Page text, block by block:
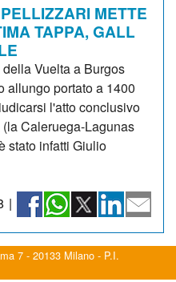
METTE
TAPPA, GALL
Vuelta a Burgos
allungo portato a 1400
l'atto conclusivo
Caleruega-Lagunas
stato infatti Giulio
|
7 - 20133 Milano - P.I.